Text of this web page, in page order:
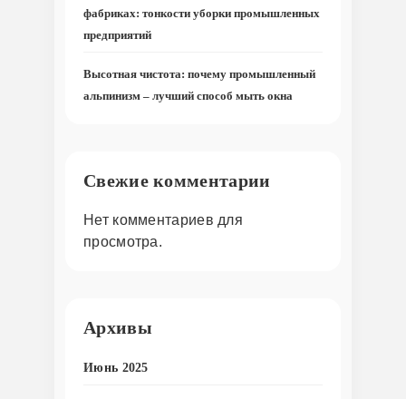
фабриках: тонкости уборки промышленных
предприятий
Высотная чистота: почему промышленный
альпинизм – лучший способ мыть окна
Свежие комментарии
Нет комментариев для
просмотра.
Архивы
Июнь 2025